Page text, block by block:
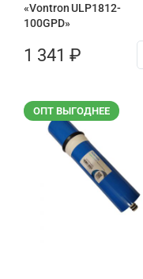
«Vontron ULP1812-
100GPD»
1 341 ₽
ОПТ ВЫГОДНЕЕ